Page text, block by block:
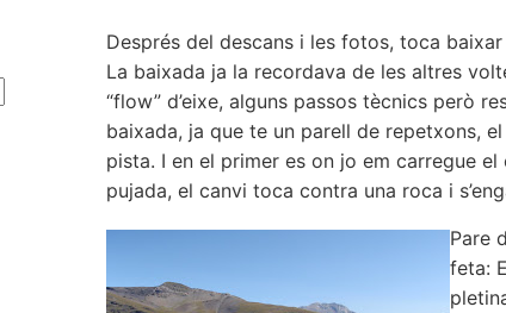
Després del descans i les fotos, toca
La baixada ja la recordava de les altres
“flow” d’eixe, alguns passos tècnics però
baixada, ja que te un parell de repetxons,
pista. I en el primer es on jo em carregue
pujada, el canvi toca contra una roca i
Pare
feta: